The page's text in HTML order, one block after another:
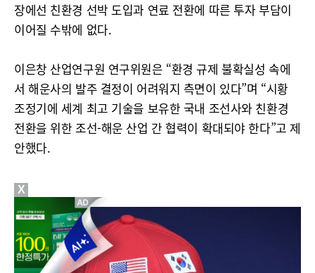
장에선 친환경 선박 도입과 연료 전환에 따른 투자 부담이
이어질 수밖에 없다.
이은창 산업연구원 연구위원은 “환경 규제 불확실성 속에
서 해운사의 발주 결정이 어려워지 측면이 있다”며 “시황
조정기에 세계 최고 기술을 보유한 국내 조선사와 친환경
전환을 위한 조선-해운 산업 간 협력이 확대되야 한다”고 제
안했다.
X